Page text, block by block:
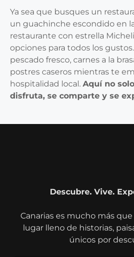
Ya sea que busques un
un guachinche escondido en
restaurante con estrella
opciones para todos los
pescado fresco, carnes a la
postres caseros mientras te
hospitalidad local. Aquí no
disfruta, se comparte y se
Descubre. Vive.
Canarias es mucho más
lugar lleno de historias,
únicos por